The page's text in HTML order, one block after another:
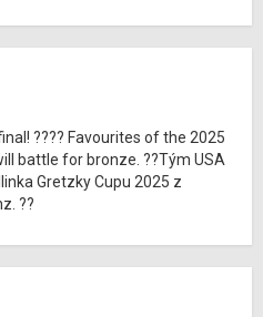
???? Favourites of the 2025
battle for bronze. ??Tým USA
Gretzky Cupu 2025 z
??